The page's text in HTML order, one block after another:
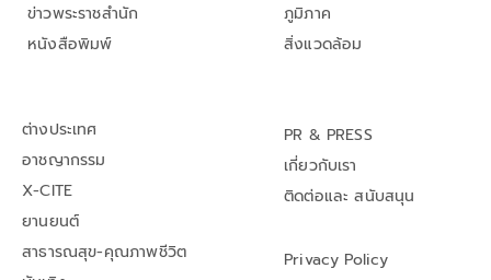
ข่าวพระราชสำนัก
หนังสือพิมพ์
ภูมิภาค
สิ่งแวดล้อม
ต่างประเทศ
อาชญากรรม
X-CITE
ยานยนต์
สาธารณสุข-คุณภาพชีวิต
PR & PRESS
เกี่ยวกับเรา
ติดต่อและ สนับสนุน
Privacy Policy